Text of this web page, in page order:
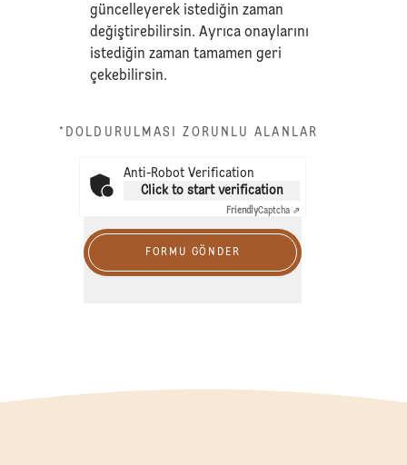
güncelleyerek istediğin zaman
değiştirebilirsin. Ayrıca onaylarını
istediğin zaman tamamen geri
çekebilirsin.
*DOLDURULMASI ZORUNLU ALANLAR
Anti-Robot Verification
Click to start verification
FriendlyCaptcha ⇗
FORMU GÖNDER